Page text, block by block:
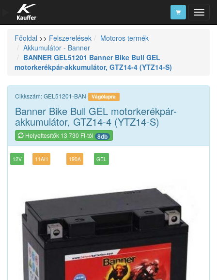
Szerszámkatalógus
Kosár
Főoldal >> Felszerelések
Motoros termék
Akkumulátor - Banner
BANNER GEL51201 Banner Bike Bull GEL
motorkerékpár-akkumulátor, GTZ14-4 (YTZ14-S)
Cikkszám: GEL51201-BAN Vágólapra
Banner Bike Bull GEL motorkerékpár-
akkumulátor, GTZ14-4 (YTZ14-S)
Helyettesítők 13 730 Ft-tól 8db
12V 11AH 190A GEL